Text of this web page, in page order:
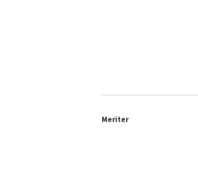
Meriter